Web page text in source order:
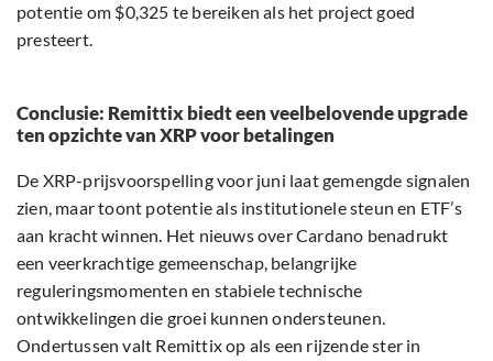
potentie om $0,325 te bereiken als het project goed
presteert.
Conclusie: Remittix biedt een veelbelovende upgrade
ten opzichte van XRP voor betalingen
De XRP-prijsvoorspelling voor juni laat gemengde signalen
zien, maar toont potentie als institutionele steun en ETF’s
aan kracht winnen. Het nieuws over Cardano benadrukt
een veerkrachtige gemeenschap, belangrijke
reguleringsmomenten en stabiele technische
ontwikkelingen die groei kunnen ondersteunen.
Ondertussen valt Remittix op als een rijzende ster in